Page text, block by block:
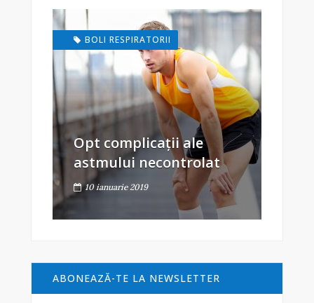
BOLI RESPIRATORII
Opt complicații ale
astmului necontrolat
10 ianuarie 2019
ABONEAZĂ-TE LA NEWSLETTER